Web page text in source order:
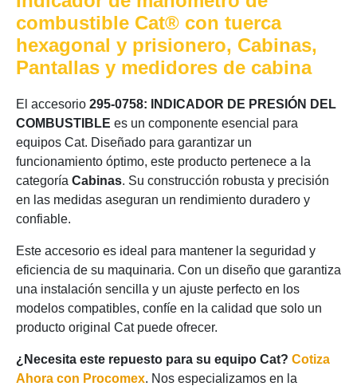
combustible Cat® con tuerca
hexagonal y prisionero, Cabinas,
Pantallas y medidores de cabina
El accesorio 295-0758: INDICADOR DE PRESIÓN DEL
COMBUSTIBLE es un componente esencial para
equipos Cat. Diseñado para garantizar un
funcionamiento óptimo, este producto pertenece a la
categoría Cabinas. Su construcción robusta y precisión
en las medidas aseguran un rendimiento duradero y
confiable.
Este accesorio es ideal para mantener la seguridad y
eficiencia de su maquinaria. Con un diseño que garantiza
una instalación sencilla y un ajuste perfecto en los
modelos compatibles, confíe en la calidad que solo un
producto original Cat puede ofrecer.
¿Necesita este repuesto para su equipo Cat? Cotiza
Ahora con Procomex. Nos especializamos en la